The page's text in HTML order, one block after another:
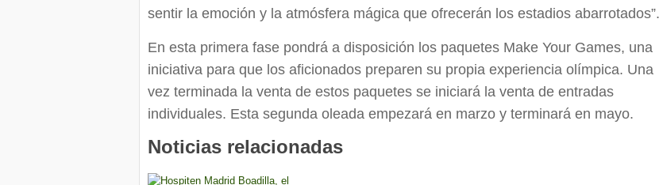
sentir la emoción y la atmósfera mágica que ofrecerán los estadios abarrotados”.
En esta primera fase pondrá a disposición los paquetes Make Your Games, una
iniciativa para que los aficionados preparen su propia experiencia olímpica. Una
vez terminada la venta de estos paquetes se iniciará la venta de entradas
individuales. Esta segunda oleada empezará en marzo y terminará en mayo.
Noticias relacionadas